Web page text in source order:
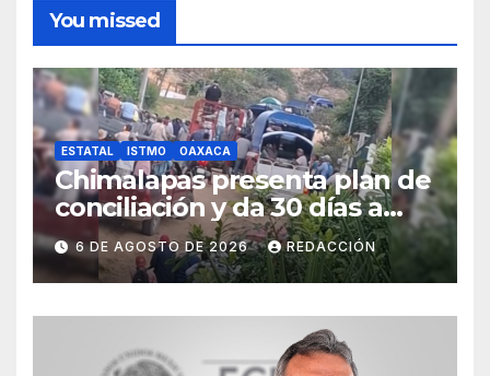
You missed
ESTATAL ISTMO OAXACA
Chimalapas presenta plan de
conciliación y da 30 días a
ejidos chiapanecos para
definir situación territorial
6 DE AGOSTO DE 2026 REDACCIÓN